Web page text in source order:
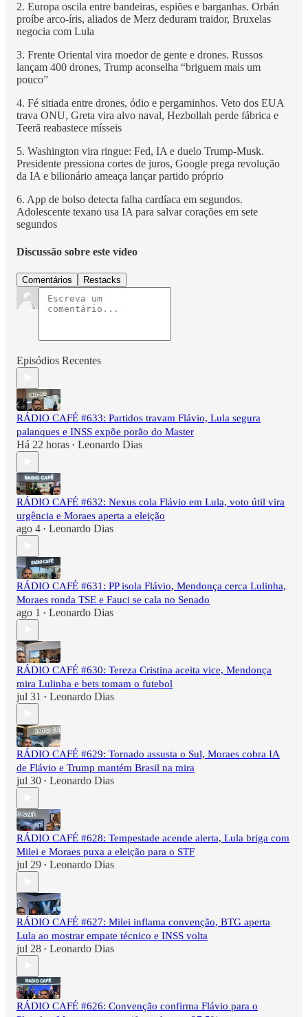
2. Europa oscila entre bandeiras, espiões e barganhas. Orbán
proíbe arco-íris, aliados de Merz deduram traidor, Bruxelas
negocia com Lula
3. Frente Oriental vira moedor de gente e drones. Russos
lançam 400 drones, Trump aconselha “briguem mais um
pouco”
4. Fé sitiada entre drones, ódio e pergaminhos. Veto dos EUA
trava ONU, Greta vira alvo naval, Hezbollah perde fábrica e
Teerã reabastece mísseis
5. Washington vira ringue: Fed, IA e duelo Trump-Musk.
Presidente pressiona cortes de juros, Google prega revolução
da IA e bilionário ameaça lançar partido próprio
6. App de bolso detecta falha cardíaca em segundos.
Adolescente texano usa IA para salvar corações em sete
segundos
Discussão sobre este vídeo
Comentários Restacks
Episódios Recentes
RÁDIO CAFÉ #633: Partidos travam Flávio, Lula segura
palanques e INSS expõe porão do Master
Há 22 horas • Leonardo Dias
RÁDIO CAFÉ #632: Nexus cola Flávio em Lula, voto útil vira
urgência e Moraes aperta a eleição
ago 4 • Leonardo Dias
RÁDIO CAFÉ #631: PP isola Flávio, Mendonça cerca Lulinha,
Moraes ronda TSE e Fauci se cala no Senado
ago 1 • Leonardo Dias
RÁDIO CAFÉ #630: Tereza Cristina aceita vice, Mendonça
mira Lulinha e bets tomam o futebol
jul 31 • Leonardo Dias
RÁDIO CAFÉ #629: Tornado assusta o Sul, Moraes cobra IA
de Flávio e Trump mantém Brasil na mira
jul 30 • Leonardo Dias
RÁDIO CAFÉ #628: Tempestade acende alerta, Lula briga com
Milei e Moraes puxa a eleição para o STF
jul 29 • Leonardo Dias
RÁDIO CAFÉ #627: Milei inflama convenção, BTG aperta
Lula ao mostrar empate técnico e INSS volta
jul 28 • Leonardo Dias
RÁDIO CAFÉ #626: Convenção confirma Flávio para o